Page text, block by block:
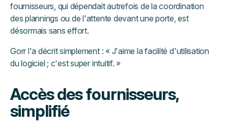
fournisseurs, qui dépendait autrefois de la coordination
des plannings ou de l'attente devant une porte, est
désormais sans effort.
Gorr l'a décrit simplement : « J'aime la facilité d'utilisation
du logiciel ; c'est super intuitif. »
Accès des fournisseurs,
simplifié